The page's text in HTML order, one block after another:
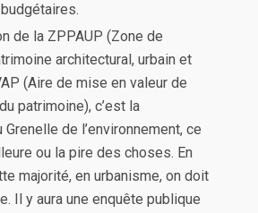
de la ZPPAUP (Zone de
architectural, urbain et
(Aire de mise en valeur de
patrimoine), c’est la
de l’environnement, ce
ou la pire des choses. En
majorité, en urbanisme, on doit
Il y aura une enquête publique